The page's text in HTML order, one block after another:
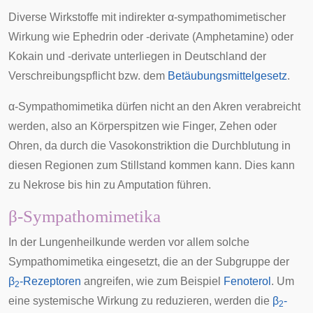
Diverse Wirkstoffe mit indirekter α-sympathomimetischer
Wirkung wie Ephedrin oder -derivate (Amphetamine) oder
Kokain und -derivate unterliegen in Deutschland der
Verschreibungspflicht bzw. dem Betäubungsmittelgesetz.
α-Sympathomimetika dürfen nicht an den Akren verabreicht
werden, also an Körperspitzen wie Finger, Zehen oder
Ohren, da durch die Vasokonstriktion die Durchblutung in
diesen Regionen zum Stillstand kommen kann. Dies kann
zu Nekrose bis hin zu Amputation führen.
β-Sympathomimetika
In der Lungenheilkunde werden vor allem solche
Sympathomimetika eingesetzt, die an der Subgruppe der
β2-Rezeptoren angreifen, wie zum Beispiel Fenoterol . Um
eine systemische Wirkung zu reduzieren, werden die β2-